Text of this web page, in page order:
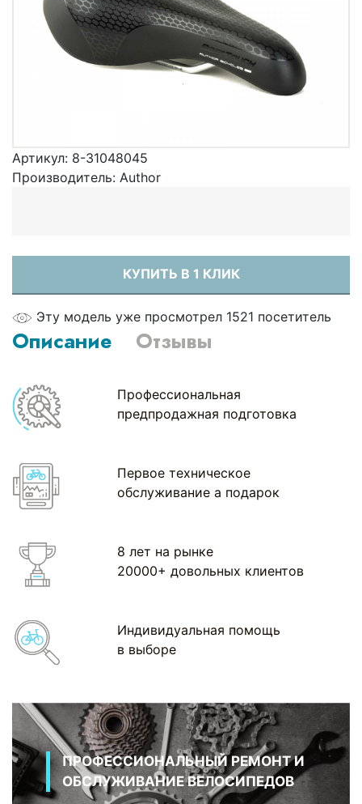
Артикул: 8-31048045
Производитель: Author
КУПИТЬ В 1 КЛИК
Эту модель уже просмотрел 1521 посетитель
Описание Отзывы
Профессиональная
предпродажная подготовка
Первое техническое
обслуживание а подарок
8 лет на рынке
20000+ довольных клиентов
Индивидуальная помощь
в выборе
ПРОФЕССИОНАЛЬНЫЙ РЕМОНТ И
ОБСЛУЖИВАНИЕ ВЕЛОСИПЕДОВ